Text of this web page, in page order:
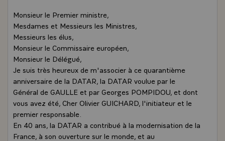
Monsieur le Premier ministre,
Mesdames et Messieurs les Ministres,
Messieurs les élus,
Monsieur le Commissaire européen,
Monsieur le Délégué,
Je suis très heureux de m'associer à ce quarantième
anniversaire de la DATAR, la DATAR voulue par le
Général de GAULLE et par Georges POMPIDOU, et dont
vous avez été, Cher Olivier GUICHARD, l'initiateur et le
premier responsable.
En 40 ans, la DATAR a contribué à la modernisation de la
France, à son ouverture sur le monde, et au